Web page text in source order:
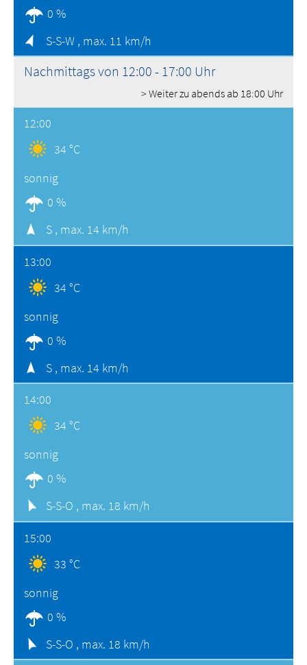
0 %
S-S-W , max. 11 km/h
Nachmittags von 12:00 - 17:00 Uhr
> Weiter zu abends ab 18:00 Uhr
12:00
34 °C
sonnig
0 %
S , max. 14 km/h
13:00
34 °C
sonnig
0 %
S , max. 14 km/h
14:00
34 °C
sonnig
0 %
S-S-O , max. 18 km/h
15:00
33 °C
sonnig
0 %
S-S-O , max. 18 km/h